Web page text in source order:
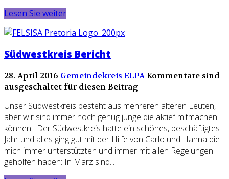
Lesen Sie weiter
Südwestkreis Bericht
28. April 2016 Gemeindekreis ELPAKommentare sind
ausgeschaltet für diesen Beitrag
Unser Südwestkreis besteht aus mehreren älteren Leuten,
aber wir sind immer noch genug junge die aktief mitmachen
können. Der Südwestkreis hatte ein schönes, beschäftigtes
Jahr und alles ging gut mit der Hilfe von Carlo und Hanna die
mich immer unterstützten und immer mit allen Regelungen
geholfen haben: In März sind...